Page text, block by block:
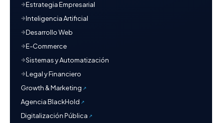
Estrategia Empresarial
Inteligencia Artificial
Desarrollo Web
E-Commerce
Sistemas y Automatización
Legal y Financiero
Growth & Marketing
Agencia BlackHold
Digitalización Pública